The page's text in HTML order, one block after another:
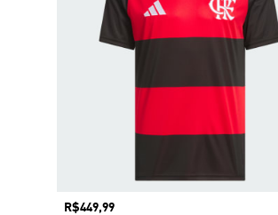
Preço
R$449,99